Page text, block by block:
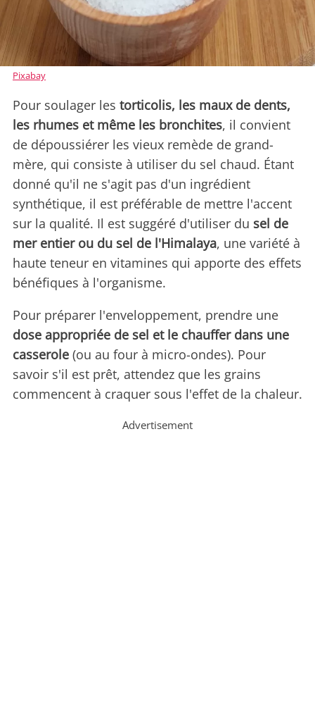
Pixabay
Pour soulager les torticolis, les maux de dents,
les rhumes et même les bronchites, il convient
de dépoussiérer les vieux remède de grand-
mère, qui consiste à utiliser du sel chaud. Étant
donné qu'il ne s'agit pas d'un ingrédient
synthétique, il est préférable de mettre l'accent
sur la qualité. Il est suggéré d'utiliser du sel de
mer entier ou du sel de l'Himalaya, une variété à
haute teneur en vitamines qui apporte des effets
bénéfiques à l'organisme.
Pour préparer l'enveloppement, prendre une
dose appropriée de sel et le chauffer dans une
casserole (ou au four à micro-ondes). Pour
savoir s'il est prêt, attendez que les grains
commencent à craquer sous l'effet de la chaleur.
Advertisement